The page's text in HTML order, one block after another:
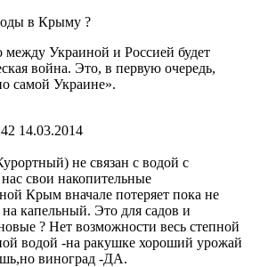
в Крыму ?
Украиной и Россией будет
война. Это, в первую очередь,
самой Украине».
14.03.2014
не связан с водой с
свои накопительные
Крым вначале потеряет пока не
на капельный. Это для садов и
? Нет возможности весь степной
водой -на ракушке хороший урожай
виноград -ДА.